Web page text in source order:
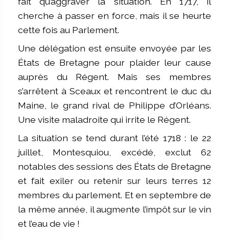
cherche à passer en force, mais il se heurte
cette fois au Parlement.
Une délégation est ensuite envoyée par les
États de Bretagne pour plaider leur cause
auprès du Régent. Mais ses membres
s’arrêtent à Sceaux et rencontrent le duc du
Maine, le grand rival de Philippe d’Orléans.
Une visite maladroite qui irrite le Régent.
La situation se tend durant l’été 1718 : le 22
juillet, Montesquiou, excédé, exclut 62
notables des sessions des États de Bretagne
et fait exiler ou retenir sur leurs terres 12
membres du parlement. Et en septembre de
la même année, il augmente l’impôt sur le vin
et l’eau de vie !